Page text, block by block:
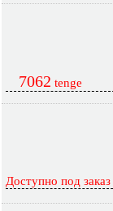
7062 tenge
Доступно под заказ